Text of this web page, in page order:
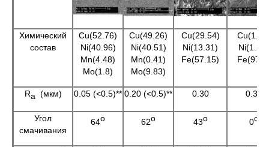
Химический
состав
Cu(52.76)
Ni(40.96)
Mn(4.48)
Mo(1.8)
Cu(49.26)
Ni(40.51)
Mn(0.41)
Mo(9.83)
Cu(29.54)
Ni(13.31)
Fe(57.15)
Ni(1.29)
Ra (мкм) 0.05 (<0.5)** 0.20 (<0.5)** 0.30 0.35
Угол
смачивания
64о 62о 43о 0о